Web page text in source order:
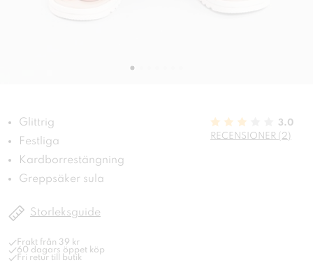
Glittrig
Festliga
Kardborrestängning
Greppsäker sula
3.0
RECENSIONER (2)
Storleksguide
Frakt från 39 kr
60 dagars öppet köp
Fri retur till butik